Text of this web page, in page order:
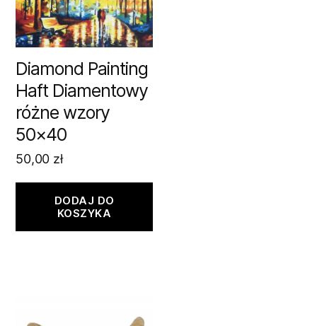
Diamond Painting
Haft Diamentowy
różne wzory
50×40
50,00 zł
DODAJ DO
KOSZYKA